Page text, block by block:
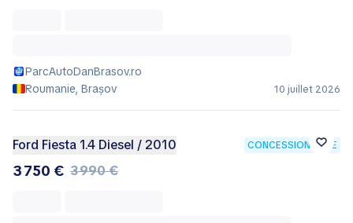
ParcAutoDanBrasov.ro
Roumanie, Brașov
10 juillet 2026
Ford Fiesta 1.4 Diesel / 2010 CONCESSIONNAIRE
3 750 € 3 990 €